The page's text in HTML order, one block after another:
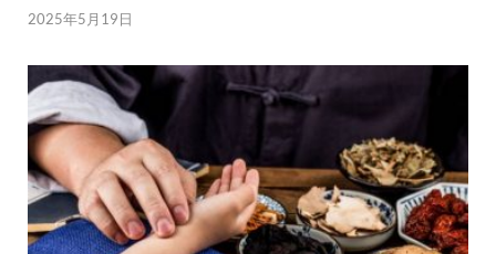
2025年5月19日